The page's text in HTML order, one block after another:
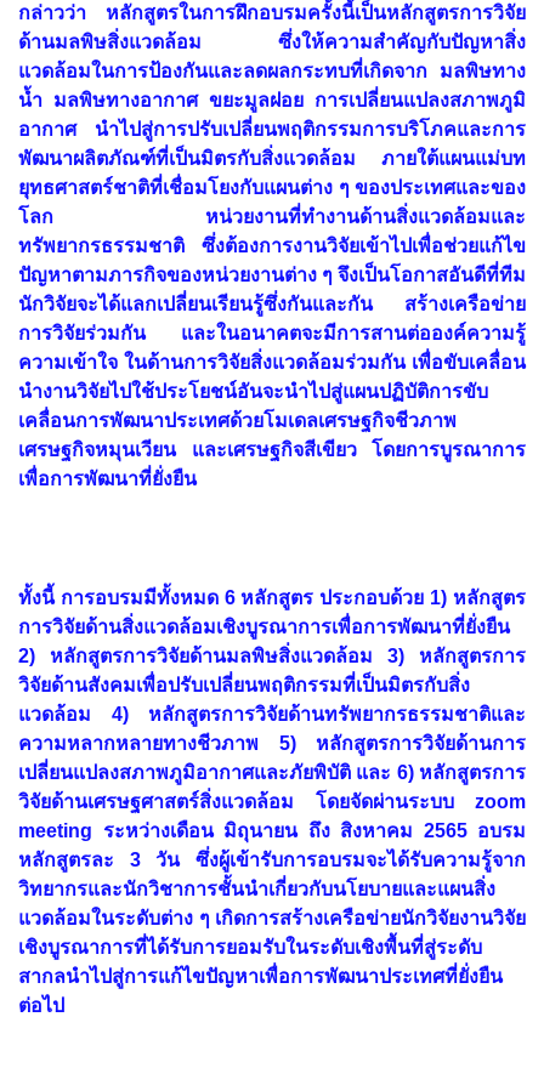
กล่าวว่า หลักสูตรในการฝึกอบรมครั้งนี้เป็นหลักสูตรการวิจัย
ด้านมลพิษสิ่งแวดล้อม ซึ่งให้ความสำคัญกับปัญหาสิ่ง
แวดล้อมในการป้องกันและลดผลกระทบที่เกิดจาก มลพิษทาง
น้ำ มลพิษทางอากาศ ขยะมูลฝอย การเปลี่ยนแปลงสภาพภูมิ
อากาศ นำไปสู่การปรับเปลี่ยนพฤติกรรมการบริโภคและการ
พัฒนาผลิตภัณฑ์ที่เป็นมิตรกับสิ่งแวดล้อม ภายใต้แผนแม่บท
ยุทธศาสตร์ชาติที่เชื่อมโยงกับแผนต่าง ๆ ของประเทศและของ
โลก หน่วยงานที่ทำงานด้านสิ่งแวดล้อมและ
ทรัพยากรธรรมชาติ ซึ่งต้องการงานวิจัยเข้าไปเพื่อช่วยแก้ไข
ปัญหาตามภารกิจของหน่วยงานต่าง ๆ จึงเป็นโอกาสอันดีที่ทีม
นักวิจัยจะได้แลกเปลี่ยนเรียนรู้ซึ่งกันและกัน สร้างเครือข่าย
การวิจัยร่วมกัน และในอนาคตจะมีการสานต่อองค์ความรู้
ความเข้าใจ ในด้านการวิจัยสิ่งแวดล้อมร่วมกัน เพื่อขับเคลื่อน
นำงานวิจัยไปใช้ประโยชน์อันจะนำไปสู่แผนปฏิบัติการขับ
เคลื่อนการพัฒนาประเทศด้วยโมเดลเศรษฐกิจชีวภาพ
เศรษฐกิจหมุนเวียน และเศรษฐกิจสีเขียว โดยการบูรณาการ
เพื่อการพัฒนาที่ยั่งยืน
ทั้งนี้ การอบรมมีทั้งหมด 6 หลักสูตร ประกอบด้วย 1) หลักสูตร
การวิจัยด้านสิ่งแวดล้อมเชิงบูรณาการเพื่อการพัฒนาที่ยั่งยืน
2) หลักสูตรการวิจัยด้านมลพิษสิ่งแวดล้อม 3) หลักสูตรการ
วิจัยด้านสังคมเพื่อปรับเปลี่ยนพฤติกรรมที่เป็นมิตรกับสิ่ง
แวดล้อม 4) หลักสูตรการวิจัยด้านทรัพยากรธรรมชาติและ
ความหลากหลายทางชีวภาพ 5) หลักสูตรการวิจัยด้านการ
เปลี่ยนแปลงสภาพภูมิอากาศและภัยพิบัติ และ 6) หลักสูตรการ
วิจัยด้านเศรษฐศาสตร์สิ่งแวดล้อม โดยจัดผ่านระบบ zoom
meeting ระหว่างเดือน มิถุนายน ถึง สิงหาคม 2565 อบรม
หลักสูตรละ 3 วัน ซึ่งผู้เข้ารับการอบรมจะได้รับความรู้จาก
วิทยากรและนักวิชาการชั้นนำเกี่ยวกับนโยบายและแผนสิ่ง
แวดล้อมในระดับต่าง ๆ เกิดการสร้างเครือข่ายนักวิจัยงานวิจัย
เชิงบูรณาการที่ได้รับการยอมรับในระดับเชิงพื้นที่สู่ระดับ
สากลนำไปสู่การแก้ไขปัญหาเพื่อการพัฒนาประเทศที่ยั่งยืน
ต่อไป